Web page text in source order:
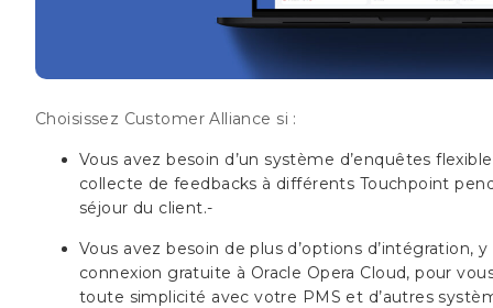
Choisissez Customer Alliance si :
Vous avez besoin d’un système d’enquêtes
collecte de feedbacks à différents Touchpoint
séjour du client.-
Vous avez besoin de plus d’options d’intégration,
connexion gratuite à Oracle Opera Cloud, pour
toute simplicité avec votre PMS et d’autres